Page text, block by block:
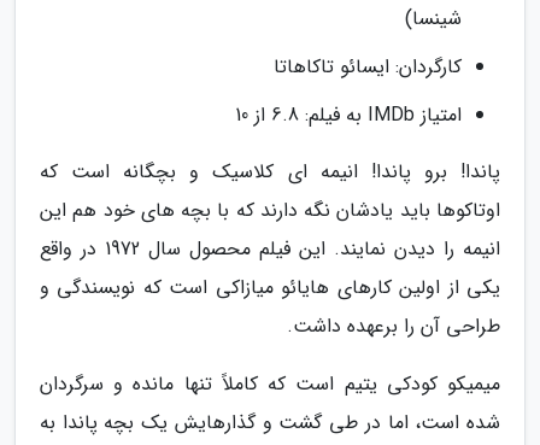
شینسا)
کارگردان: ایسائو تاکاهاتا
امتیاز IMDb به فیلم: 6.8 از 10
پاندا! برو پاندا! انیمه ای کلاسیک و بچگانه است که
اوتاکوها باید یادشان نگه دارند که با بچه های خود هم این
انیمه را دیدن نمایند. این فیلم محصول سال 1972 در واقع
یکی از اولین کارهای هایائو میازاکی است که نویسندگی و
طراحی آن را برعهده داشت.
میمیکو کودکی یتیم است که کاملاً تنها مانده و سرگردان
شده است، اما در طی گشت و گذارهایش یک بچه پاندا به